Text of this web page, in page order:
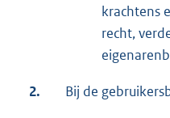
krachtens
recht,
2. Bij de